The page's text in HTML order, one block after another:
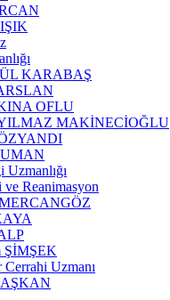
KARABAŞ
OFLU
MAKİNECİOĞLU
Reanimasyon
ŞİMŞEK
Uzmanı